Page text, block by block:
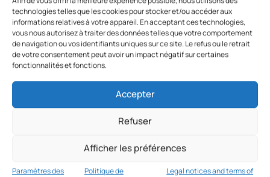
technologies telles que les cookies pour stocker et/ou accéder aux
informations relatives à votre appareil. En acceptant ces technologies,
vous nous autorisez à traiter des données telles que votre comportement
de navigation ou vos identifiants uniques sur ce site. Le refus ou le retrait
de votre consentement peut avoir un impact négatif sur certaines
fonctionnalités et fonctions.
Accepter
Refuser
Afficher les préférences
Paramètres des
Politique de
Legal notices and terms of
Holidays 15 d Law Fixed
Official sources
Time recording